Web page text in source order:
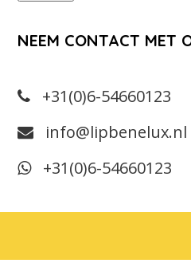
NEEM CONTACT MET
+31(0)6-54660123
info@lipbenelux.nl
+31(0)6-54660123